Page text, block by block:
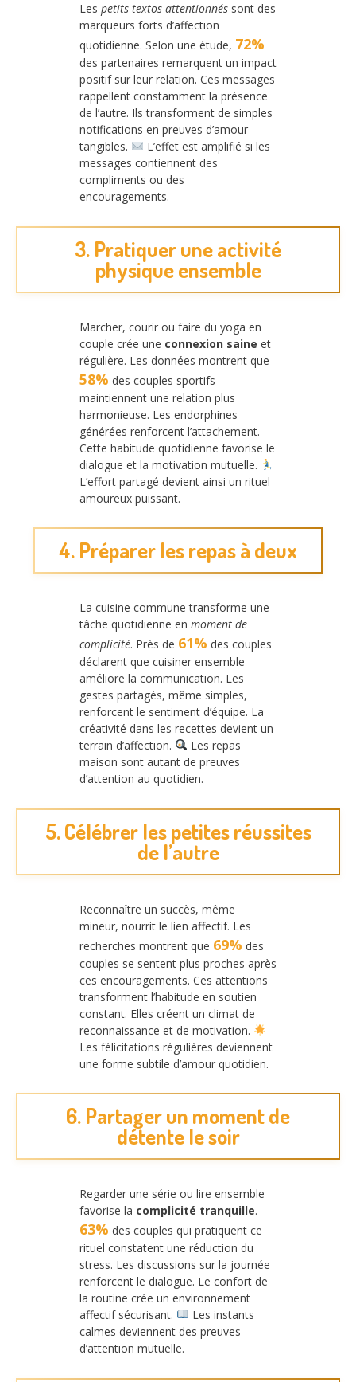
Les petits textos attentionnés sont des
marqueurs forts d’affection
quotidienne. Selon une étude, 72%
des partenaires remarquent un impact
positif sur leur relation. Ces messages
rappellent constamment la présence
de l’autre. Ils transforment de simples
notifications en preuves d’amour
tangibles.
L’effet est amplifié si les
messages contiennent des
compliments ou des
encouragements.
3. Pratiquer une activité
physique ensemble
Marcher, courir ou faire du yoga en
couple crée une connexion saine et
régulière. Les données montrent que
58% des couples sportifs
maintiennent une relation plus
harmonieuse. Les endorphines
générées renforcent l’attachement.
Cette habitude quotidienne favorise le
dialogue et la motivation mutuelle.
L’effort partagé devient ainsi un rituel
amoureux puissant.
4. Préparer les repas à deux
La cuisine commune transforme une
tâche quotidienne en moment de
complicité. Près de 61% des couples
déclarent que cuisiner ensemble
améliore la communication. Les
gestes partagés, même simples,
renforcent le sentiment d’équipe. La
créativité dans les recettes devient un
terrain d’affection.
Les repas
maison sont autant de preuves
d’attention au quotidien.
5. Célébrer les petites réussites
de l’autre
Reconnaître un succès, même
mineur, nourrit le lien affectif. Les
recherches montrent que 69% des
couples se sentent plus proches après
ces encouragements. Ces attentions
transforment l’habitude en soutien
constant. Elles créent un climat de
reconnaissance et de motivation.
Les félicitations régulières deviennent
une forme subtile d’amour quotidien.
6. Partager un moment de
détente le soir
Regarder une série ou lire ensemble
favorise la complicité tranquille.
63% des couples qui pratiquent ce
rituel constatent une réduction du
stress. Les discussions sur la journée
renforcent le dialogue. Le confort de
la routine crée un environnement
affectif sécurisant.
Les instants
calmes deviennent des preuves
d’attention mutuelle.